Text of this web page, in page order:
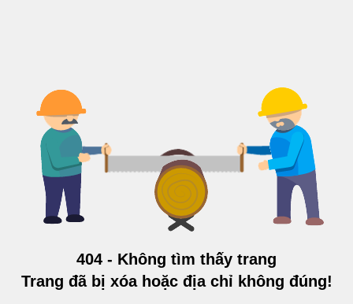
404 - Không tìm thấy trang
Trang đã bị xóa hoặc địa chỉ không đúng!